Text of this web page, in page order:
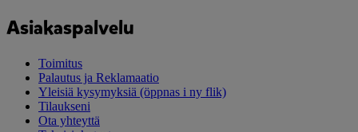
Asiakaspalvelu
Toimitus
Palautus ja Reklamaatio
Yleisiä kysymyksiä (öppnas i ny flik)
Tilaukseni
Ota yhteyttä